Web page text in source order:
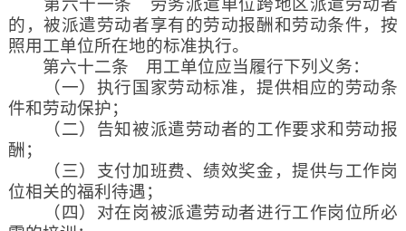
的，被派遣劳动者享有的劳动报酬和劳动条件，按
照用工单位所在地的标准执行。
第六十二条 用工单位应当履行下列义务：
（一）执行国家劳动标准，提供相应的劳动条
件和劳动保护；
（二）告知被派遣劳动者的工作要求和劳动报
酬；
（三）支付加班费、绩效奖金，提供与工作岗
位相关的福利待遇；
（四）对在岗被派遣劳动者进行工作岗位所必